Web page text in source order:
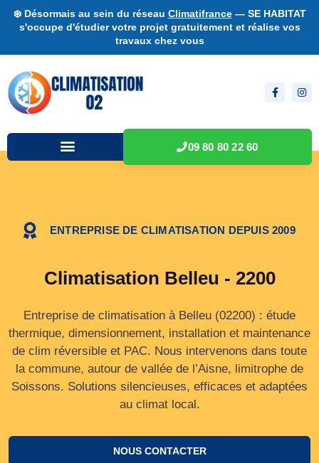
❄️ Désormais au sein du réseau Climatifrance— SE HABITAT
s'occupe d'étudier votre projet gratuitement et réalise vos
travaux chez vous
09 80 80 22 60
ENTREPRISE DE CLIMATISATION DEPUIS 2009
Climatisation Belleu - 2200
Entreprise de climatisation à Belleu (02200) : étude
thermique, dimensionnement, installation et maintenance
de clim réversible et PAC. Nous intervenons dans toute
la commune, autour de vallée de l’Aisne, limitrophe de
Soissons. Solutions silencieuses, efficaces et adaptées
au climat local.
NOUS CONTACTER